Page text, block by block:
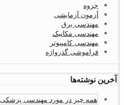
جزوه
آزمون آزمایشی
مهندسی برق
مهندسی مکانیک
مهندسی کامپیوتر
فراموشی گذرواژه
آخرین نوشته‌ها
همه چیز در مورد مهندسی پزشکی